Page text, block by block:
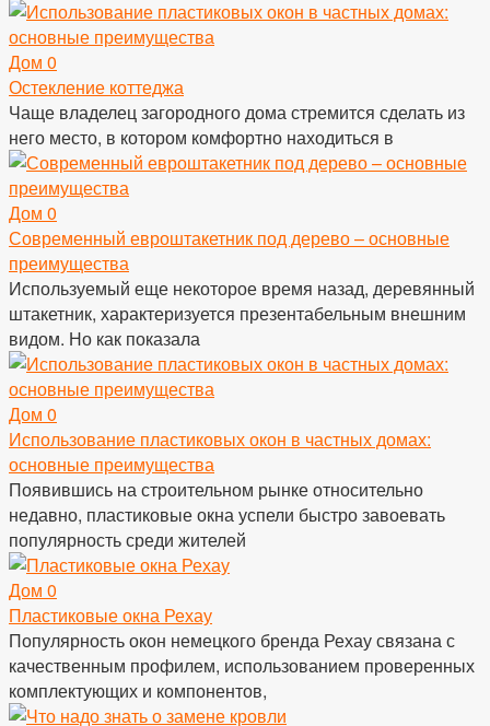
Дом 0
Остекление коттеджа
Чаще владелец загородного дома стремится сделать из
него место, в котором комфортно находиться в
Дом 0
Современный евроштакетник под дерево – основные
преимущества
Используемый еще некоторое время назад, деревянный
штакетник, характеризуется презентабельным внешним
видом. Но как показала
Дом 0
Использование пластиковых окон в частных домах:
основные преимущества
Появившись на строительном рынке относительно
недавно, пластиковые окна успели быстро завоевать
популярность среди жителей
Дом 0
Пластиковые окна Рехау
Популярность окон немецкого бренда Рехау связана с
качественным профилем, использованием проверенных
комплектующих и компонентов,